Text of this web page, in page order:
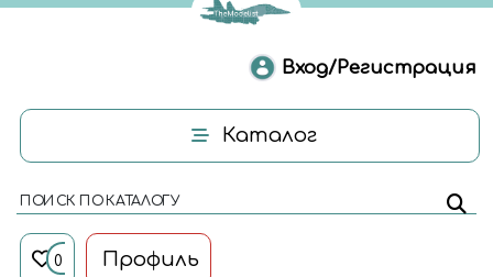
Вход/Регистрация
Каталог
ПОИСК ПО КАТАЛОГУ
0 Профиль